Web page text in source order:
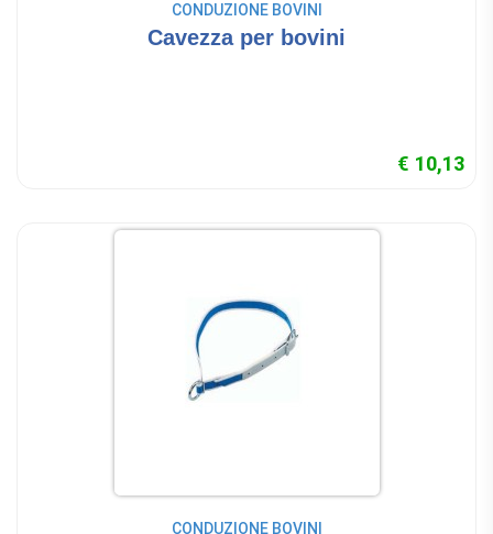
CONDUZIONE BOVINI
Cavezza per bovini
€ 10,13
CONDUZIONE BOVINI